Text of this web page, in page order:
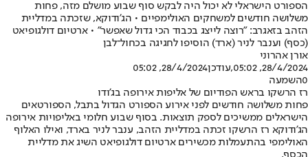
הספורט הישראלי לא יכול היה לבקש סוף שבוע מושלם מזה, פחות
משלושה חודשים למשחקים האולימפיים • הג'ודוקא, שזכתה במדליית
הזהב בזאגרב: "רוצה לייצג בכבוד הכי גדול שאפשר" • ארטיום דולגופיאט
(כסף) וענבר לניר (ארד) הוסיפו לחגיגה בכחול־לבן
אורן אהרוני
28/4/2024, 05:02
,עודכן28/4/2024, 05:02
0השמעה
רז הרשקו בראש הפודיום של אליפות אירופה בג'ודו
פחות משלושה חודשים לפני אירוע הספורט הגדול בתבל, הספורטאים
הישראלים ממשיכים לספק תוצאות. בסוף שבוע חלומי באליפויות אירופה
הג'ודוקא רז הרשקו זכתה במדליית הזהב, ענבר לניר בארד, ואילו האלוף
האולימפי בהתעמלות מכשירים ארטיום דולגופיאט השיג את מדליית